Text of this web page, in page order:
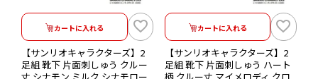
カートに入れる
【サンリオキャラクターズ】2
足組 靴下 片面刺しゅう クルー
丈 シナモン ミルク シナモロー
カートに入れる
【サンリオキャラクターズ】2
足組 靴下 片面刺しゅう ハート
柄 クルー丈 マイメロディ クロ